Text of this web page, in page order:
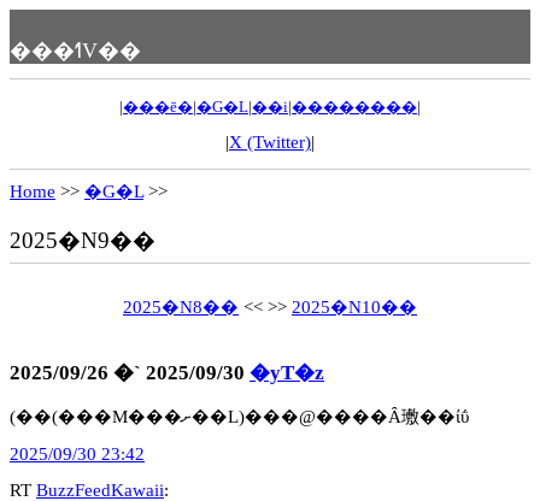
���ߗV��
|���ē�|�G�L|��i|��������|
|X (Twitter)|
Home >> �G�L>>
2025�N9��
2025�N8�� << >> 2025�N10��
2025/09/26 �` 2025/09/30 �yT�z
(��(���M���ށ��L)���@����Ȃ璷��ίΰ
2025/09/30 23:42
RT BuzzFeedKawaii: